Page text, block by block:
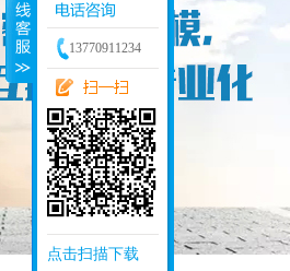
13770911234
点击扫描下载